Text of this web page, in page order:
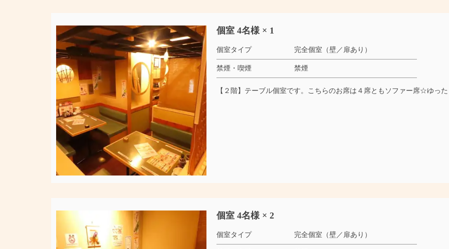
個室 4名様 × 1
個室タイプ 完全個室（壁／扉あり）
禁煙・喫煙 禁煙
【２階】テーブル個室です。こちらのお席は４席ともソファー席☆ゆっ
個室 4名様 × 2
個室タイプ 完全個室（壁／扉あり）